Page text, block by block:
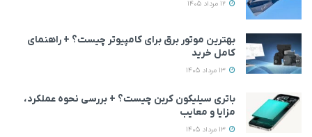
بهترین موتور برق برای کامپیوتر چیست؟ + راهنمای
کامل خرید
باتری سیلیکون کربن چیست؟ + بررسی نحوه عملکرد،
مزایا و معایب